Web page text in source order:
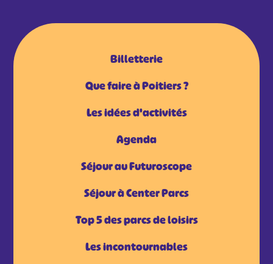
Billetterie
Que faire à Poitiers ?
Les idées d'activités
Agenda
Séjour au Futuroscope
Séjour à Center Parcs
Top 5 des parcs de loisirs
Les incontournables